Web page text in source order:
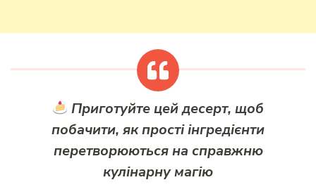
Приготуйте цей десерт, щоб
побачити, як прості інгредієнти
перетворюються на справжню
кулінарну магію